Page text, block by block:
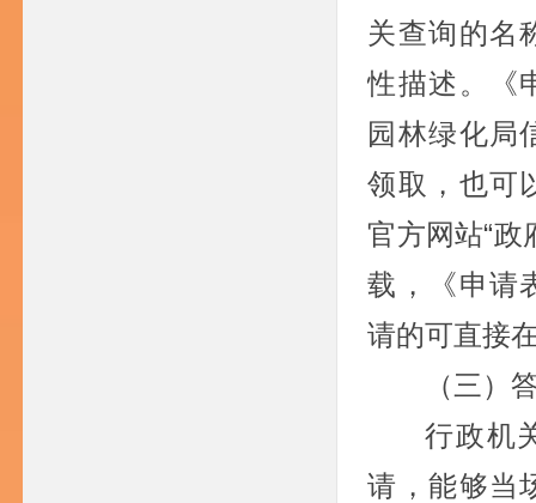
关查询的名
性描述。《
园林绿化局
领取，也可
官方网站“政
载，《申请
请的可直接
（三）
行政机
请，能够当